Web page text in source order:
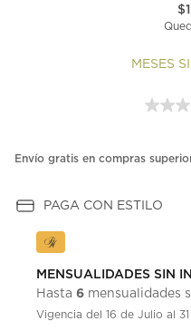
MESES
Envío gratis en compras
PAGA CON ESTILO
MENSUALIDADES SIN
Hasta 6 mensualidades
Vigencia del 16 de Julio al